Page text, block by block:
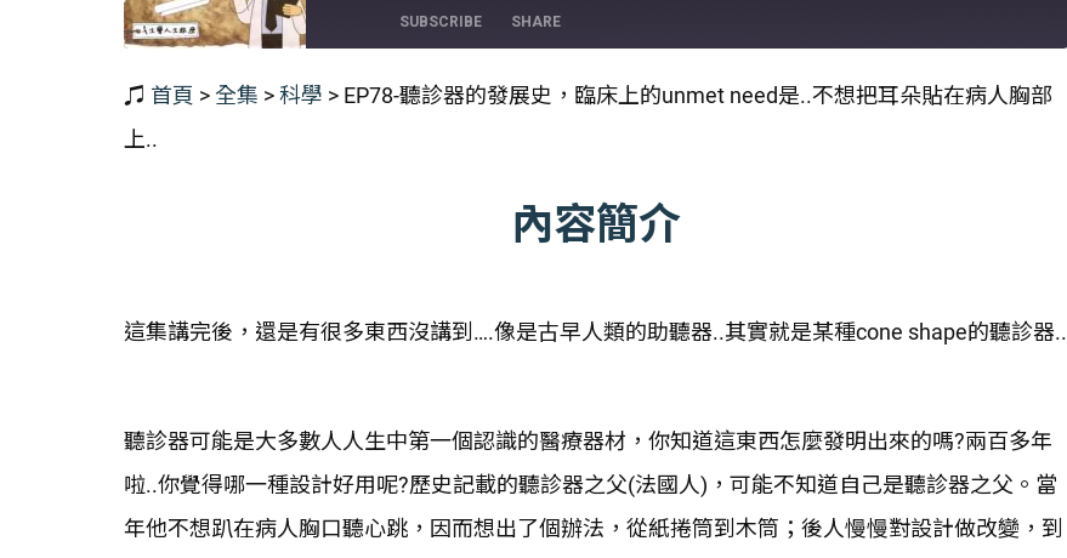
EpisodeSUBSCRIBE SHARE
SHARE
♫ 首頁 > 全集 >科學 > EP78-聽診器的發展史，臨床上的unmet need是..不想把耳朵貼在病人胸部
上..
內容簡介
這集講完後，還是有很多東西沒講到….像是古早人類的助聽器..其實就是某種cone shape的聽診器..
聽診器可能是大多數人人生中第一個認識的醫療器材，你知道這東西怎麼發明出來的嗎?兩百多年
啦..你覺得哪一種設計好用呢?歷史記載的聽診器之父(法國人)，可能不知道自己是聽診器之父。當
年他不想趴在病人胸口聽心跳，因而想出了個辦法，從紙捲筒到木筒；後人慢慢對設計做改變，到